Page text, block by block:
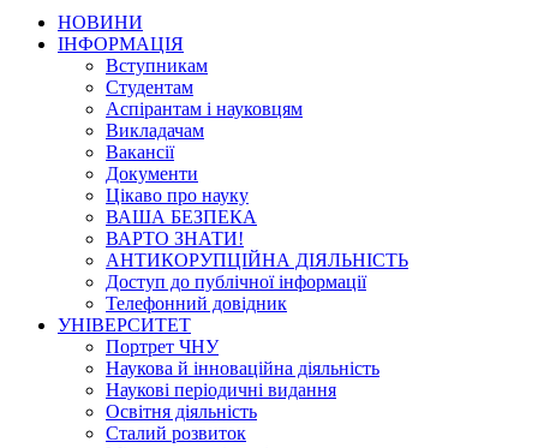
НОВИНИ
ІНФОРМАЦІЯ
Вступникам
Студентам
Аспірантам і науковцям
Викладачам
Вакансії
Документи
Цікаво про науку
ВАША БЕЗПЕКА
ВАРТО ЗНАТИ!
АНТИКОРУПЦІЙНА ДІЯЛЬНІСТЬ
Доступ до публічної інформації
Телефонний довідник
УНІВЕРСИТЕТ
Портрет ЧНУ
Наукова й інноваційна діяльність
Наукові періодичні видання
Освітня діяльність
Сталий розвиток